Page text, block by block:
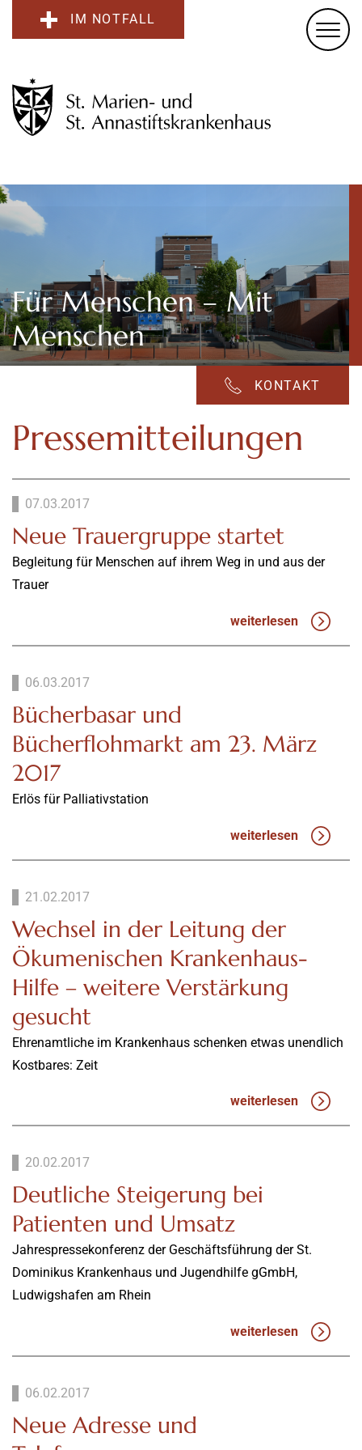
IM NOTFALL
Für Menschen – Mit
Menschen
KONTAKT
Pressemitteilungen
07.03.2017
Neue Trauergruppe startet
Begleitung für Menschen auf ihrem Weg in und aus der
Trauer
weiterlesen
06.03.2017
Bücherbasar und
Bücherflohmarkt am 23. März
2017
Erlös für Palliativstation
weiterlesen
21.02.2017
Wechsel in der Leitung der
Ökumenischen Krankenhaus-
Hilfe – weitere Verstärkung
gesucht
Ehrenamtliche im Krankenhaus schenken etwas unendlich
Kostbares: Zeit
weiterlesen
20.02.2017
Deutliche Steigerung bei
Patienten und Umsatz
Jahrespressekonferenz der Geschäftsführung der St.
Dominikus Krankenhaus und Jugendhilfe gGmbH,
Ludwigshafen am Rhein
weiterlesen
06.02.2017
Neue Adresse und